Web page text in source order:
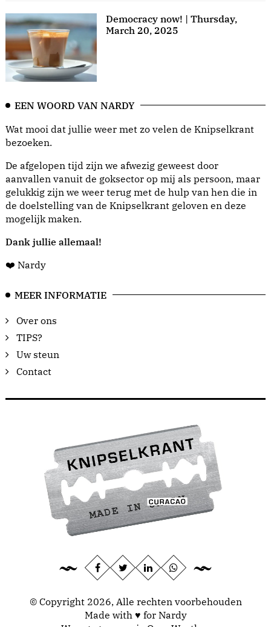
Democracy now! | Thursday,
March 20, 2025
EEN WOORD VAN NARDY
Wat mooi dat jullie weer met zo velen de Knipselkrant
bezoeken.
De afgelopen tijd zijn we afwezig geweest door
aanvallen vanuit de goksector op mij als persoon, maar
gelukkig zijn we weer terug met de hulp van hen die in
de doelstelling van de Knipselkrant geloven en deze
mogelijk maken.
Dank jullie allemaal!
❤️ Nardy
MEER INFORMATIE
Over ons
TIPS?
Uw steun
Contact
© Copyright 2026, Alle rechten voorbehouden
Made with ♥ for Nardy